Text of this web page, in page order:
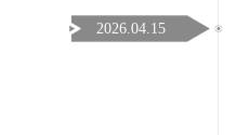
2026.04.15